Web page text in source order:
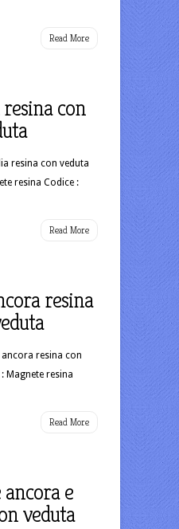
Read More
con
resina con veduta
resina Codice :
Read More
resina
ancora resina con
Magnete resina
Read More
e
veduta